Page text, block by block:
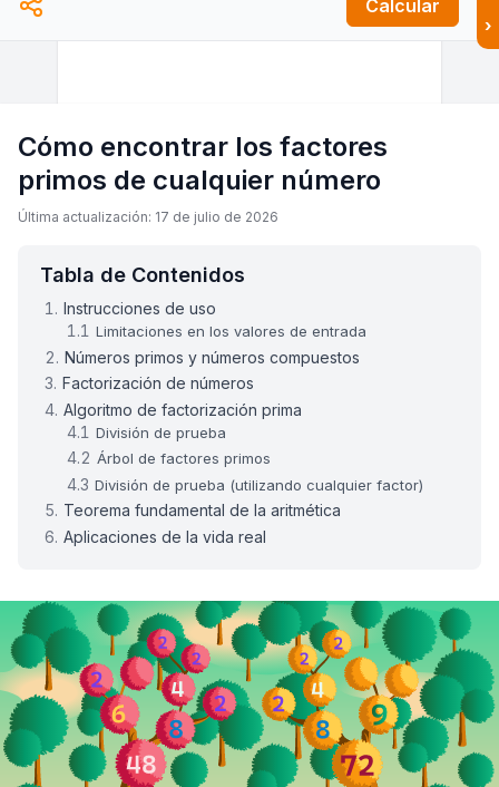
Calcular
›
Cómo encontrar los factores
primos de cualquier número
Última actualización: 17 de julio de 2026
Tabla de Contenidos
Instrucciones de uso
Limitaciones en los valores de entrada
Números primos y números compuestos
Factorización de números
Algoritmo de factorización prima
División de prueba
Árbol de factores primos
División de prueba (utilizando cualquier factor)
Teorema fundamental de la aritmética
Aplicaciones de la vida real